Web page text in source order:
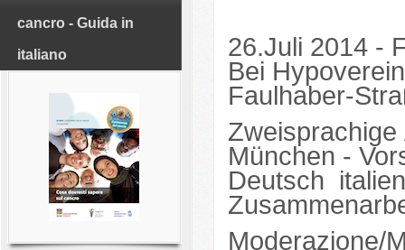
cancro - Guida in
italiano
26.Juli 2014 -
Bei
Faulhaber-
München -
Deutsch
Moderazione/